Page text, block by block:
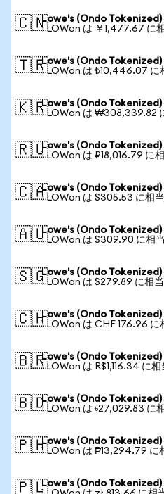
🇨🇳Lowe's (Ondo Tokenized)
1 LOWon は ￥1,477.67 に
🇹🇷Lowe's (Ondo Tokenized)
1 LOWon は ₺10,446.07 に
🇰🇷Lowe's (Ondo Tokenized)
1 LOWon は ₩308,339.82
🇷🇺Lowe's (Ondo Tokenized)
1 LOWon は ₽18,016.79 に
🇨🇦Lowe's (Ondo Tokenized)
1 LOWon は $305.53 に相当
🇦🇺Lowe's (Ondo Tokenized)
1 LOWon は $309.90 に相当
🇸🇬Lowe's (Ondo Tokenized)
1 LOWon は $279.89 に相当
🇨🇭Lowe's (Ondo Tokenized)
1 LOWon は CHF 176.96 に
🇧🇷Lowe's (Ondo Tokenized)
1 LOWon は R$1,116.34 に相
🇧🇩Lowe's (Ondo Tokenized)
1 LOWon は ৳27,029.83 に
🇵🇭Lowe's (Ondo Tokenized)
1 LOWon は ₱13,294.79 に
🇵🇱Lowe's (Ondo Tokenized)